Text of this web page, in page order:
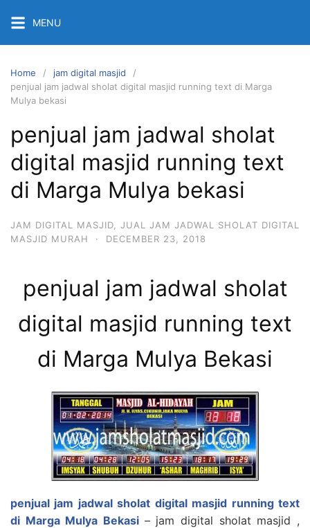
content
MENU
Home
jam digital masjid
penjual jam jadwal sholat digital masjid running text di Marga
Mulya bekasi
penjual jam jadwal sholat
digital masjid running text
di Marga Mulya bekasi
JAM DIGITAL MASJID
JUAL JAM JADWAL SHOLAT DIGITAL
MASJID MURAH
· DECEMBER 23, 2018
penjual jam jadwal sholat
digital masjid running text
di Marga Mulya Bekasi
penjual jam jadwal sholat digital masjid running text
di Marga Mulya Bekasi – jam digital sholat masjid ,